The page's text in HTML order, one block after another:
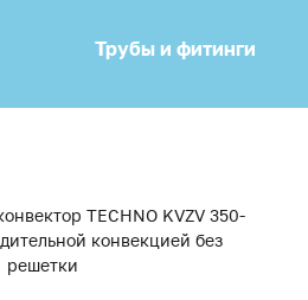
Трубы и фитинги